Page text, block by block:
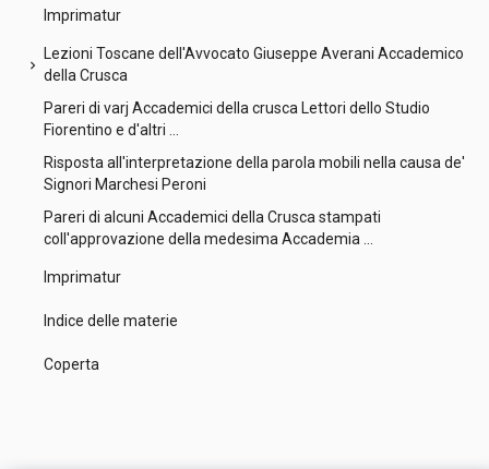
Imprimatur
chevron_right
Lezioni Toscane dell'Avvocato Giuseppe Averani Accademico
della Crusca
Pareri di varj Accademici della crusca Lettori dello Studio
Fiorentino e d'altri ...
Risposta all'interpretazione della parola mobili nella causa de'
Signori Marchesi Peroni
Pareri di alcuni Accademici della Crusca stampati
coll'approvazione della medesima Accademia ...
Imprimatur
Indice delle materie
Coperta